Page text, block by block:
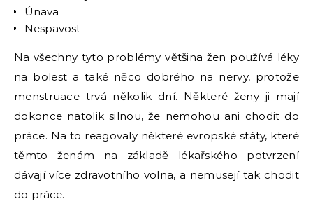
Únava
Nespavost
Na všechny tyto problémy většina žen používá léky
na bolest a také něco dobrého na nervy, protože
menstruace trvá několik dní. Některé ženy ji mají
dokonce natolik silnou, že nemohou ani chodit do
práce. Na to reagovaly některé evropské státy, které
těmto ženám na základě lékařského potvrzení
dávají více zdravotního volna, a nemusejí tak chodit
do práce.